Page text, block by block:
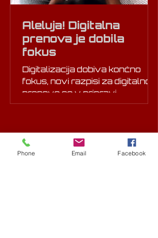
zahtevnejšimi kupci, digitalna
postala je nuja. Od teorije k
praksi: prikaz konkretnega
primera
Aleluja! Digitalna
prenova je dobila
fokus
Digitalizacija dobiva končno
fokus, novi razpisi za digitalno
prenovo so v pripravi
Kontakt
Phone Email Facebook